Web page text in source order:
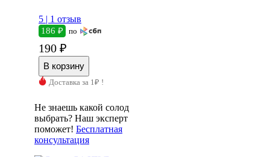
5 | 1 отзыв
186 ₽ по
190 ₽
Доставка за 1₽ !
Не знаешь какой солод
выбрать? Наш эксперт
поможет! Бесплатная
консультация